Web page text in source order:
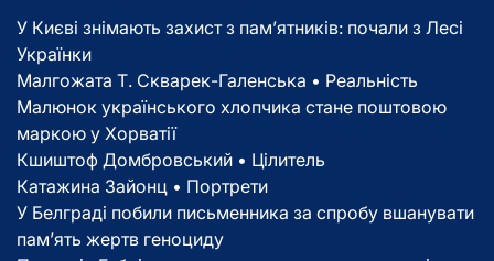
У Києві знімають захист з пам’ятників: почали з Лесі
Українки
Малгожата Т. Скварек-Галенська • Реальність
Малюнок українського хлопчика стане поштовою
маркою у Хорватії
Кшиштоф Домбровський • Цілитель
Катажина Зайонц • Портрети
У Белграді побили письменника за спробу вшанувати
пам’ять жертв геноциду